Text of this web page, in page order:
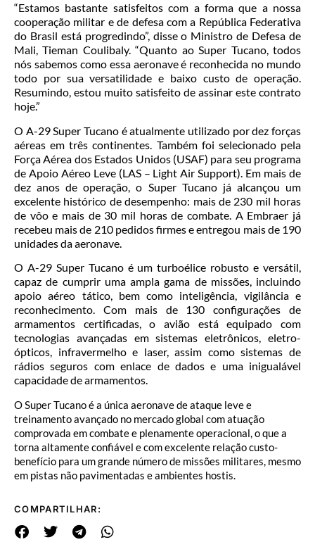
“Estamos bastante satisfeitos com a forma que a nossa
cooperação militar e de defesa com a República Federativa
do Brasil está progredindo”, disse o Ministro de Defesa de
Mali, Tieman Coulibaly. “Quanto ao Super Tucano, todos
nós sabemos como essa aeronave é reconhecida no mundo
todo por sua versatilidade e baixo custo de operação.
Resumindo, estou muito satisfeito de assinar este contrato
hoje.”
O A-29 Super Tucano é atualmente utilizado por dez forças
aéreas em três continentes. Também foi selecionado pela
Força Aérea dos Estados Unidos (USAF) para seu programa
de Apoio Aéreo Leve (LAS – Light Air Support). Em mais de
dez anos de operação, o Super Tucano já alcançou um
excelente histórico de desempenho: mais de 230 mil horas
de vôo e mais de 30 mil horas de combate. A Embraer já
recebeu mais de 210 pedidos firmes e entregou mais de 190
unidades da aeronave.
O A-29 Super Tucano é um turboélice robusto e versátil,
capaz de cumprir uma ampla gama de missões, incluindo
apoio aéreo tático, bem como inteligência, vigilância e
reconhecimento. Com mais de 130 configurações de
armamentos certificadas, o avião está equipado com
tecnologias avançadas em sistemas eletrônicos, eletro-
ópticos, infravermelho e laser, assim como sistemas de
rádios seguros com enlace de dados e uma inigualável
capacidade de armamentos.
O Super Tucano é a única aeronave de ataque leve e
treinamento avançado no mercado global com atuação
comprovada em combate e plenamente operacional, o que a
torna altamente confiável e com excelente relação custo-
benefício para um grande número de missões militares, mesmo
em pistas não pavimentadas e ambientes hostis.
COMPARTILHAR: